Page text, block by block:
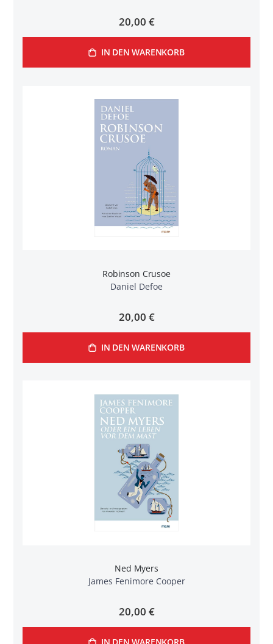
20,00 €
IN DEN WARENKORB
Robinson Crusoe
Daniel Defoe
20,00 €
IN DEN WARENKORB
Ned Myers
James Fenimore Cooper
20,00 €